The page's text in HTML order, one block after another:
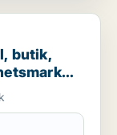
butik,
Malmö